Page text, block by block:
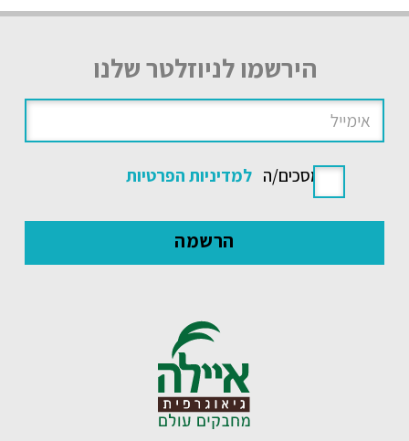
הירשמו לניוזלטר שלנו
אני מסכים/ה למדיניות הפרטיות